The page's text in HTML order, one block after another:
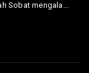
Sobat mengala...